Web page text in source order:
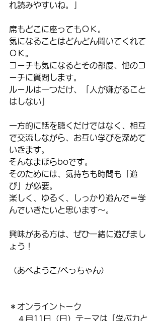
れ読みやすいね。」
席もどこに座ってもＯＫ。
気になることはどんどん聞いてくれて
ＯＫ。
コーチも気になるとその都度、他のコ
ーチに質問します。
ルールは一つだけ、「人が嫌がること
はしない」
一方的に話を聴くだけではなく、相互
で交流しながら、お互い学びを深めて
いきます。
そんなまほらboです。
そのためには、気持ちも時間も「遊
び」が必要。
楽しく、ゆるく、しっかり遊んで＝学
んでいきたいと思います～。
興味がある方は、ぜひ一緒に遊びまし
ょう！
（あべようこ/べっちゃん）
＊オンライントーク
４月11日（日）テーマは「学ぶ力と